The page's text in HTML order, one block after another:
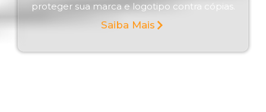
proteger sua marca e logotipo contra cópias.
Saiba Mais